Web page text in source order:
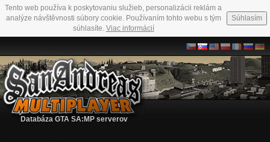
Tento web používa k poskytovaniu služieb, personalizácii reklám a
analýze návštěvnosti súbory cookie. Používaním tohto webu s tým
súhlasíte. Viac informácií
Súhlasím
Databáza GTA SA:MP serverov